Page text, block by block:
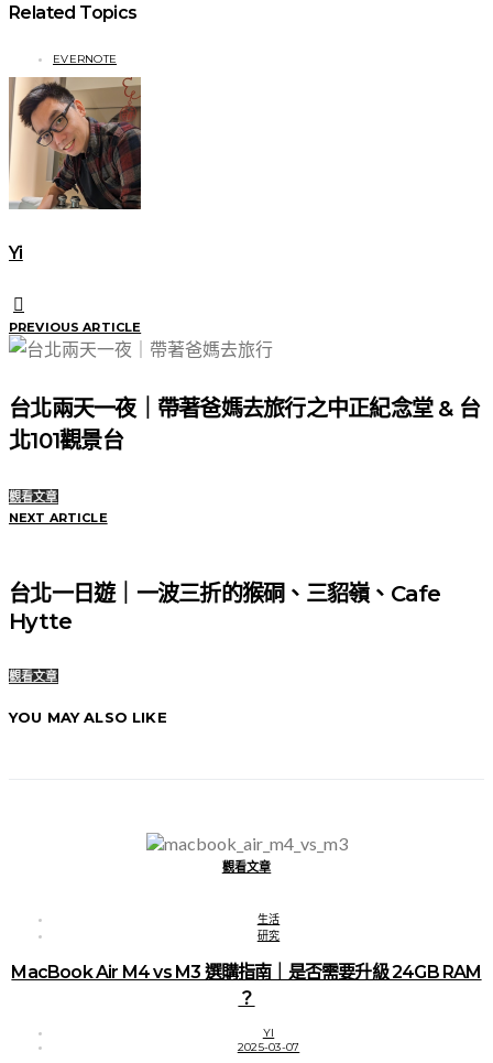
Related Topics
EVERNOTE
Yi
PREVIOUS ARTICLE
台北兩天一夜｜帶著爸媽去旅行之中正紀念堂 & 台
北101觀景台
觀看文章
NEXT ARTICLE
台北一日遊｜一波三折的猴硐、三貂嶺、Cafe
Hytte
觀看文章
YOU MAY ALSO LIKE
觀看文章
生活
研究
MacBook Air M4 vs M3 選購指南｜是否需要升級 24GB RAM
？
YI
2025-03-07